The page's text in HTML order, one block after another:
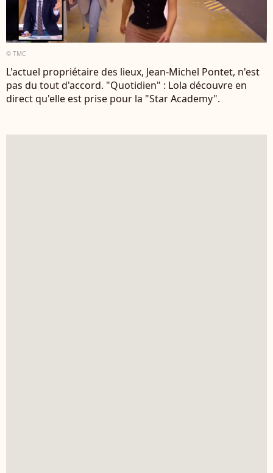
© TMC
L'actuel propriétaire des lieux, Jean-Michel Pontet, n'est
pas du tout d'accord. "Quotidien" : Lola découvre en
direct qu'elle est prise pour la "Star Academy".